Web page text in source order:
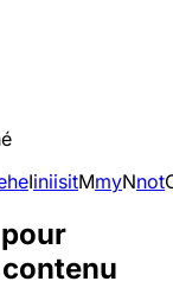
heIiniisitMmyNnot